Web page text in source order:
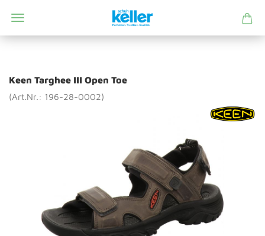
Keen Targhee III Open Toe
(Art.Nr.: 196-28-0002)